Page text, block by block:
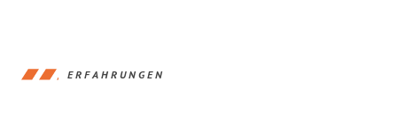
ERFAHRUNGEN